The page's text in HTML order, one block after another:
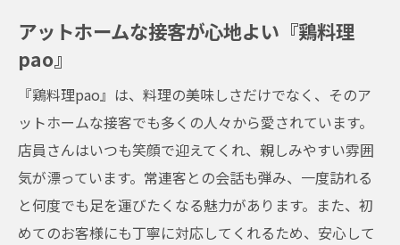
アットホームな接客が心地よい『鶏料理
pao』
『鶏料理pao』は、料理の美味しさだけでなく、そのア
ットホームな接客でも多くの人々から愛されています。
店員さんはいつも笑顔で迎えてくれ、親しみやすい雰囲
気が漂っています。常連客との会話も弾み、一度訪れる
と何度でも足を運びたくなる魅力があります。また、初
めてのお客様にも丁寧に対応してくれるため、安心して